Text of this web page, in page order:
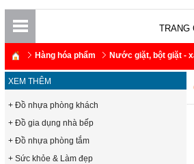
TRANG
Hàng hóa phẩm Nước giặt, bột giặt -
XEM THÊM
+ Đồ nhựa phòng khách
+ Đồ gia dụng nhà bếp
+ Đồ nhựa phòng tắm
+ Sức khỏe & Làm đẹp